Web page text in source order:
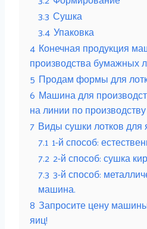
3.3 Сушка
3.4 Упаковка
4 Конечная продукция
производства бумажных
5 Продам формы для
6 Машина для
на линии по
7 Виды сушки лотков для
7.1 1-й способ:
7.2 2-й способ: сушка
7.3 3-й способ:
машина.
8 Запросите цену
яиц!